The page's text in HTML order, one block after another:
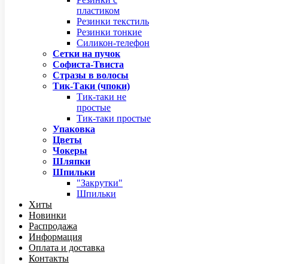
пластиком
Резинки текстиль
Резинки тонкие
Силикон-телефон
Сетки на пучок
Софиста-Твиста
Стразы в волосы
Тик-Таки (чпоки)
Тик-таки не
простые
Тик-таки простые
Упаковка
Цветы
Чокеры
Шляпки
Шпильки
"Закрутки"
Шпильки
Хиты
Новинки
Распродажа
Информация
Оплата и доставка
Контакты